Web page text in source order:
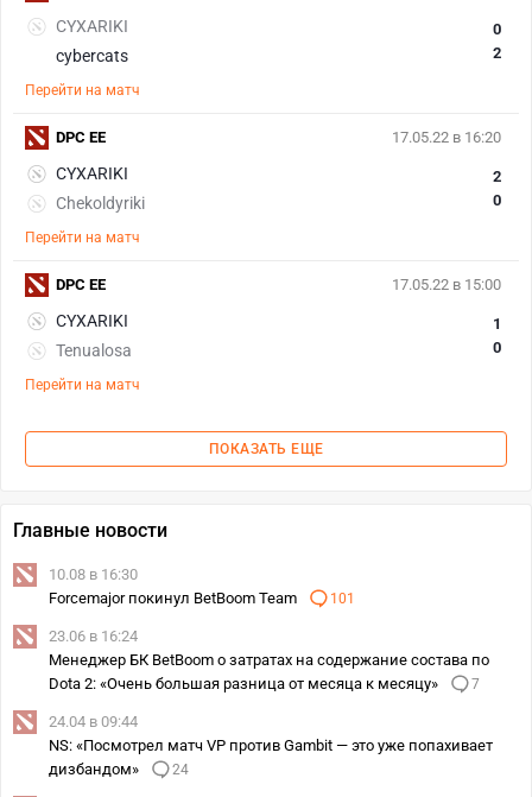
CYXARIKI
cybercats
0
2
Перейти на матч
17.05.22 в 16:20
CYXARIKI
Chekoldyriki
2
0
Перейти на матч
DPC EE
17.05.22 в 15:00
CYXARIKI
Tenualosa
1
0
Перейти на матч
DPC EE
ПОКАЗАТЬ ЕЩЕ
Главные новости
10.08 в 16:30
Forcemajor покинул BetBoom Team
101
23.06 в 16:24
Менеджер БК BetBoom о затратах на содержание состава по
Dota 2: «Очень большая разница от месяца к месяцу»
7
24.04 в 09:44
NS: «Посмотрел матч VP против Gambit — это уже попахивает
дизбандом»
24